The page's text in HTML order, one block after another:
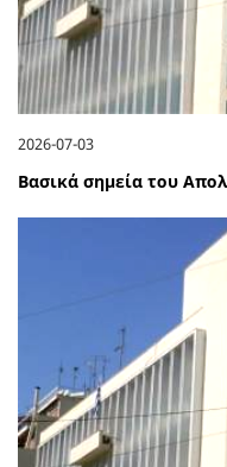
2026-07-03
Βασικά σημεία του